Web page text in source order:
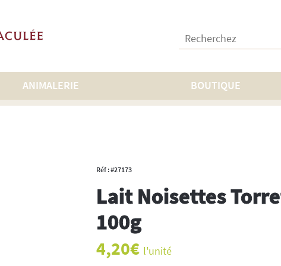
Recherchez :
ANIMALERIE BOUTIQUE
>Lait Noisettes Torrefiées Bio 100g
Réf : #27173
Lait Noisettes
100g
4,20€ l'unité